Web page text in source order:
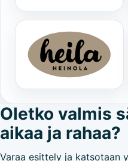
Oletko valmis
aikaa ja rahaa?
Varaa esittely ja katsotaan